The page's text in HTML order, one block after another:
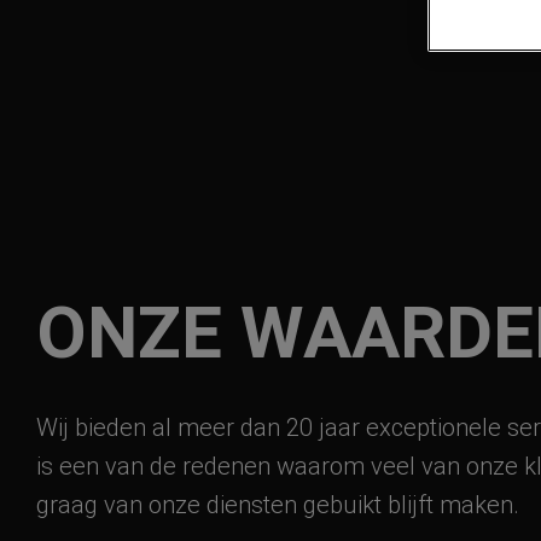
ONZE
Wij bieden al meer dan 20 jaar exceptionele
is een van de redenen waarom veel van onze
graag van onze diensten gebuikt blijft maken.